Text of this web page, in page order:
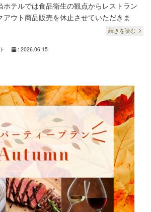
ホテルでは食品衛生の観点からレストラン
ウト商品販売を休止させていただきま
続きを読む
: 2026.06.15